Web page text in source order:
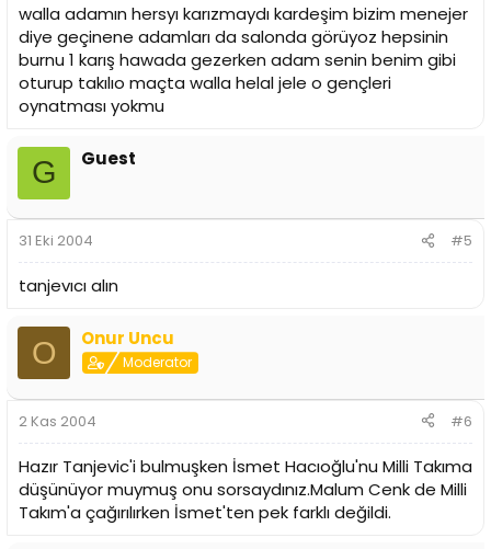
walla adamın hersyı karızmaydı kardeşim bizim menejer
diye geçinene adamları da salonda görüyoz hepsinin
burnu 1 karış hawada gezerken adam senin benim gibi
oturup takılıo maçta walla helal jele o gençleri
oynatması yokmu
G Guest
31 Eki 2004 #5
tanjevıcı alın
O Onur Uncu
Moderator
2 Kas 2004 #6
Hazır Tanjevic'i bulmuşken İsmet Hacıoğlu'nu Milli Takıma
düşünüyor muymuş onu sorsaydınız.Malum Cenk de Milli
Takım'a çağırılırken İsmet'ten pek farklı değildi.